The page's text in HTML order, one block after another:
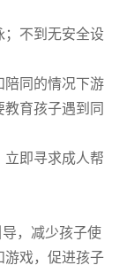
；不到无安全设
陪同的情况下游
育孩子遇到同
立即寻求成人帮
，减少孩子使
游戏，促进孩子